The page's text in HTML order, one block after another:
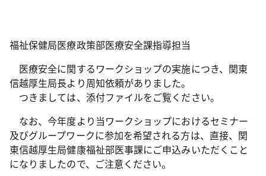
福祉保健局医療政策部医療安全課指導担当
医療安全に関するワークショップの実施につき、関東
信越厚生局長より周知依頼がありました。
つきましては、添付ファイルをご覧ください。
なお、今年度より当ワークショップにおけるセミナー
及びグループワークに参加を希望される方は、直接、関
東信越厚生局健康福祉部医事課にご申込みいただくこと
になりましたので、ご注意ください。